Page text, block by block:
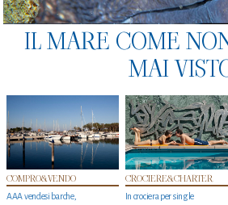
IL MARE COME
MAI
COMPRO&VENDO
AAA vendesi barche,
CROCIERE&CHARTER
In crociera per single